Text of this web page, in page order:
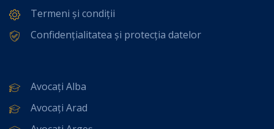
Termeni și condiții
Confidențialitatea și protecția datelor
Avocați Alba
Avocați Arad